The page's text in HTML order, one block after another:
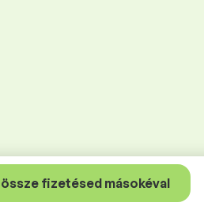
fizetésed másokéval